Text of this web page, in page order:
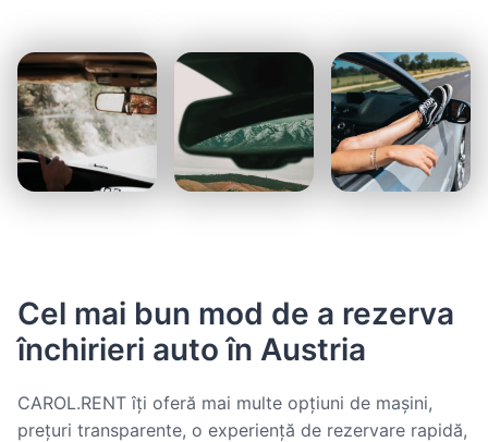
Cel mai bun mod de a rezerva
închirieri auto în Austria
CAROL.RENT îți oferă mai multe opțiuni de mașini,
prețuri transparente, o experiență de rezervare rapidă,